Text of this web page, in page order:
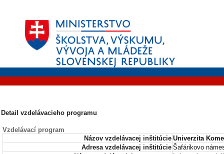
Detail vzdelávacieho programu
Vzdelávací program
Názov vzdelávacej inštitúcie Univerzita
Adresa vzdelávacej inštitúcie Šafárikovo